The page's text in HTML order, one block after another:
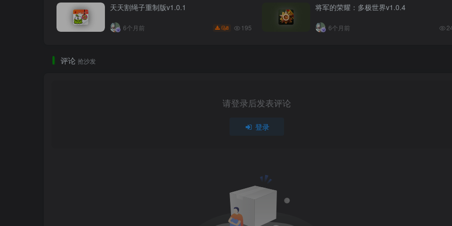
天天割绳子重制版v1.0.1
6个月前 8 195
将军的荣耀：多极世界v1.0.4
6个月前
评论 抢沙发
请登录后发表评论
登录